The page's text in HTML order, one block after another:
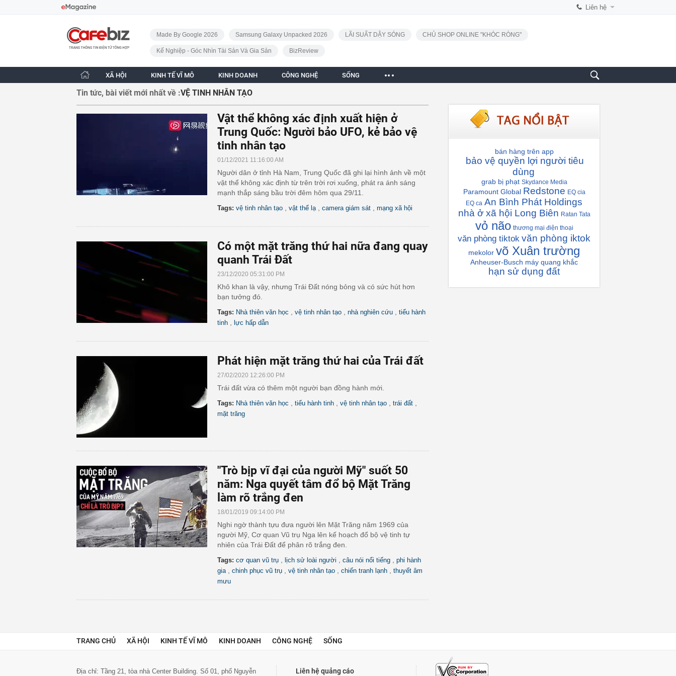
Liên hệ
CafeBiz - Trang chủ
Made By Google 2026
Samsung Galaxy Unpacked 2026 LÃI SUẤT DẬY SÓNG CHỦ SHOP ONLINE "KHÓC RÒNG"
Kế Nghiệp - Góc Nhìn Tài Sản Và Gia Sản BizReview
XÃ HỘI KINH TẾ VĨ MÔ KINH DOANH CÔNG NGHỆ SỐNG
Tin tức, bài viết mới nhất về :VỆ TINH NHÂN TẠO
Vật thể không xác định xuất hiện ở
Trung Quốc: Người bảo UFO, kẻ bảo vệ
tinh nhân tạo
01/12/2021 11:16:00 AM
Người dân ở tỉnh Hà Nam, Trung Quốc đã ghi lại hình ảnh về một
vật thể không xác định từ trên trời rơi xuống, phát ra ánh sáng
mạnh thắp sáng bầu trời đêm hôm qua 29/11.
Tags: vệ tinh nhân tạo vật thể lạ camera giám sát mạng xã hội
Có một mặt trăng thứ hai nữa đang quay
quanh Trái Đất
23/12/2020 05:31:00 PM
Khô khan là vậy, nhưng Trái Đất nóng bỏng và có sức hút hơn
bạn tưởng đó.
Tags: Nhà thiên văn học vệ tinh nhân tạo nhà nghiên cứu
tiểu hành
tinh
lực hấp dẫn
Phát hiện mặt trăng thứ hai của Trái đất
27/02/2020 12:26:00 PM
Trái đất vừa có thêm một người bạn đồng hành mới.
Tags: Nhà thiên văn học tiểu hành tinh vệ tinh nhân tạo trái đất
mặt trăng
"Trò bịp vĩ đại của người Mỹ" suốt 50
năm: Nga quyết tâm đổ bộ Mặt Trăng
làm rõ trắng đen
18/01/2019 09:14:00 PM
Nghi ngờ thành tựu đưa người lên Mặt Trăng năm 1969 của
người Mỹ, Cơ quan Vũ trụ Nga lên kế hoạch đổ bộ vệ tinh tự
nhiên của Trái Đất để phân rõ trắng đen.
Tags: cơ quan vũ trụ lịch sử loài người câu nói nổi tiếng
phi hành
gia
chinh phục vũ trụ vệ tinh nhân tạo chiến tranh lạnh
thuyết âm
mưu
bán hàng trên app
bảo vệ quyền lợi người tiêu
dùng
grab bị phạt Skydance Media
Paramount Global Redstone EQ cia
EQ ca An Bình Phát Holdings
nhà ở xã hội Long Biên Ratan Tata
vỏ não thương mại điện thoại
văn phòng tiktok văn phòng iktok
mekolor võ Xuân trường
Anheuser-Busch máy quang khắc
hạn sử dụng đất
TRANG CHỦ XÃ HỘI KINH TẾ VĨ MÔ KINH DOANH CÔNG NGHỆ SỐNG
Địa chỉ: Tầng 21, tòa nhà Center Building. Số 01, phố Nguyễn Liên hệ quảng cáo